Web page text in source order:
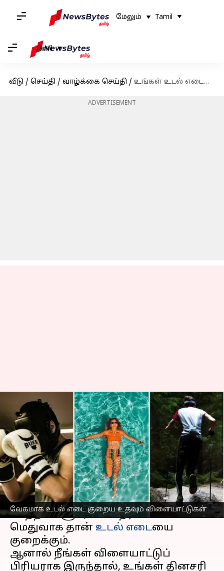
மேலும் Tamil
Tamil
வீடு / செய்தி / வாழ்க்கை செய்தி / உங்கள் உடல் எடையை வேகமாக குறைக்க உதவும் சில விளையாட்டுகள்
ADVERTISEMENT
வேகமாக உடல் எடை குறைய உதவும் விளையாட்டுகள்
உங்கள் உடல் எடையை
வேகமாக குறைக்க உதவும்
சில விளையாட்டுகள்
எழுதியவர் Venkatalakshmi V Jan 24, 2023 02:00 pm
செய்தி முன்னோட்டம்
உடற்பயிற்சியும், உணவு முறை
மாற்றங்களும், சில நேரங்களில்
மெதுவாக தான் உடல் எடையை
குறைக்கும்.
ஆனால் நீங்கள் விளையாட்டுப்
பிரியராக இருந்தால், உங்கள் தினசரி